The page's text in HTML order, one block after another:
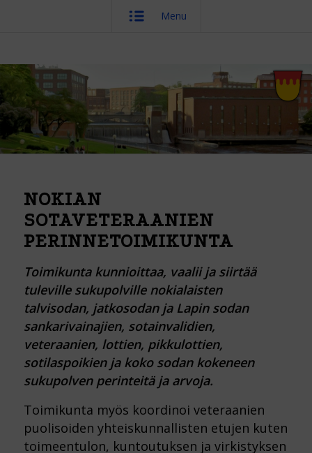
Menu
NOKIAN
SOTAVETERAANIEN
PERINNETOIMIKUNTA
Toimikunta kunnioittaa, vaalii ja siirtää
tuleville sukupolville nokialaisten
talvisodan, jatkosodan ja Lapin sodan
sankarivainajien, sotainvalidien,
veteraanien, lottien, pikkulottien,
sotilaspoikien ja koko sodan kokeneen
sukupolven perinteitä ja arvoja.
Toimikunta myös koordinoi veteraanien
puolisoiden yhteiskunnallisten etujen kuten
toimeentulon, kuntoutuksen ja virkistyksen